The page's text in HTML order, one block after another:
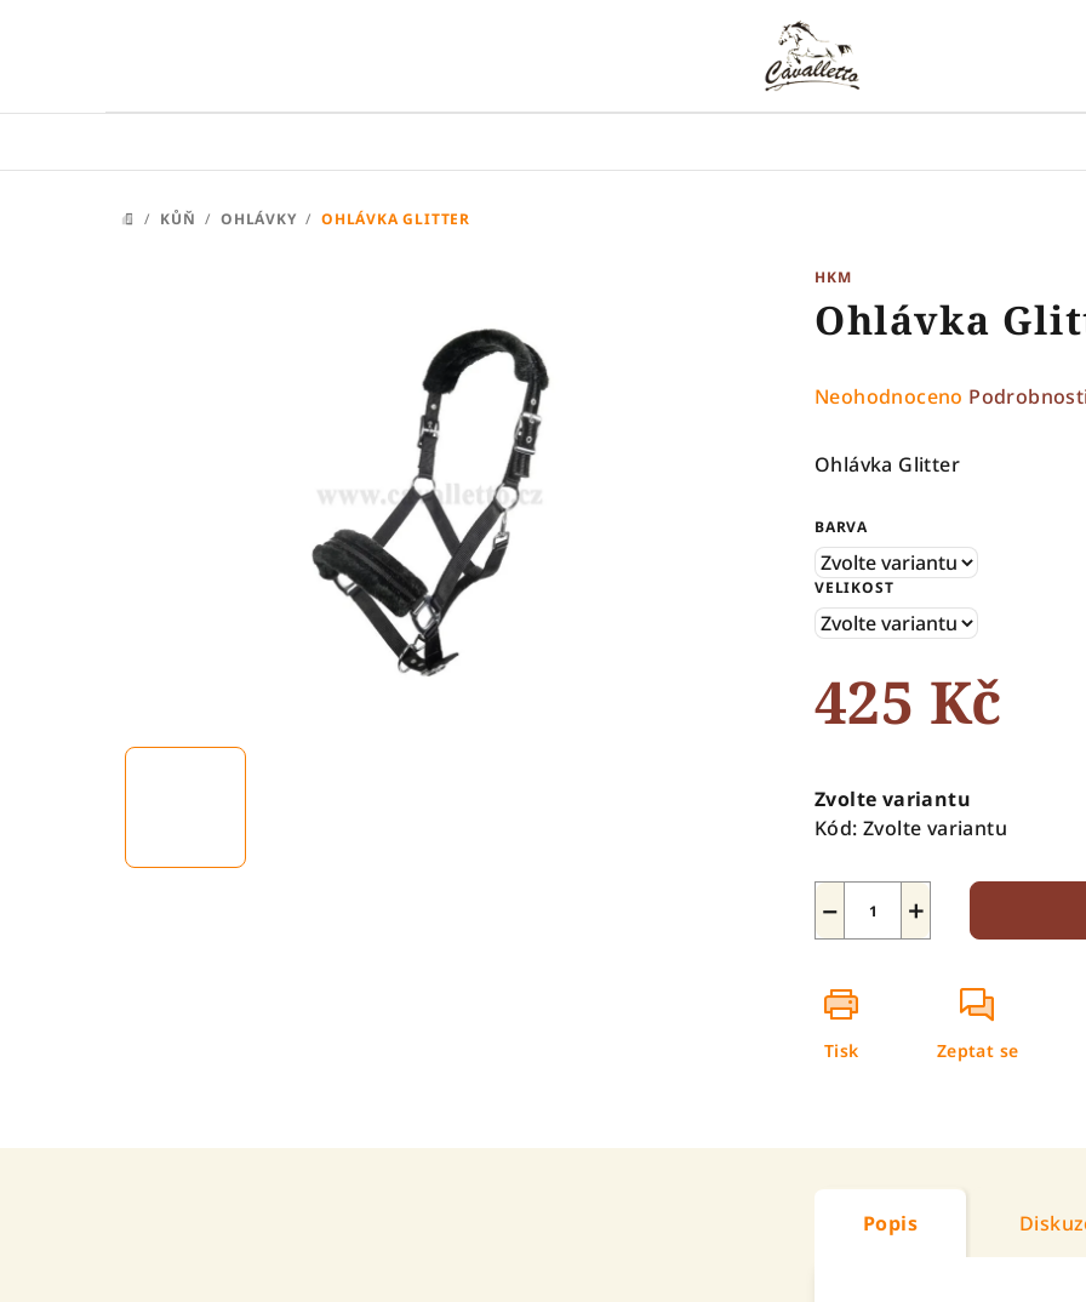
DOMŮ
/ KŮŇ / OHLÁVKY / OHLÁVKA GLITTER
HKM
Ohlávka
Průměrné
produktu
z
5
hvězdiček.
Neohodnoceno
Ohlávka Glitter
BARVA
VELIKOST
425 Kč
cena:
Zvolte variantu
Kód: Zvolte variantu
+
−
Tisk Zeptat se
Popis